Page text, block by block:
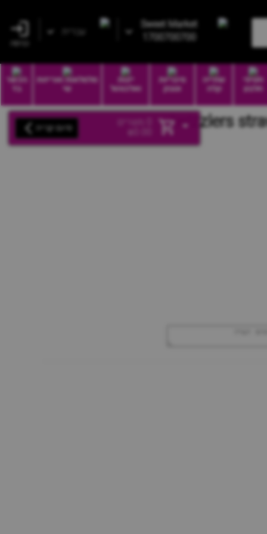
עברית
Sweet Market
1700700700
חטיפי
חלבון
שתייה
קלה
סיגריות
וטבק
יינות
ואלכוהול
סלסלאות ואריזות
שי
הכשר
בד
מוצרים
₪ סיום קנייה